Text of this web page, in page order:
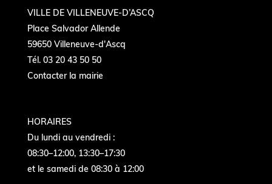
VILLE DE VILLENEUVE-D’ASCQ
Place Salvador Allende
59650 Villeneuve-d'Ascq
Tél. 03 20 43 50 50
Contacter la mairie
HORAIRES
Du lundi au vendredi :
08:30–12:00, 13:30–17:30
et le samedi de 08:30 à 12:00